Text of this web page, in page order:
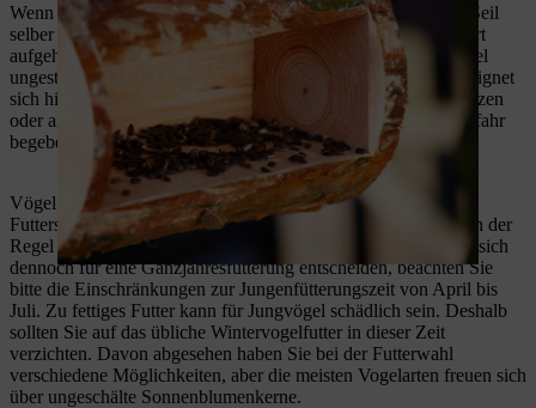
Wenn Sie die neue Futterquelle mit einem wetterbeständigen Seil
selber bauen, kann die neue Futterstation für Vögel überall dort
aufgehängt werden, wo Sie sie einfach erreichen und die Vögel
ungestört Futter finden. Ein stabiler und hoch hängender Ast eignet
sich hierfür gut. Eine Vogelfutterstation soll außerdem vor Katzen
oder anderen Tieren sicher sein, da die Vögel sich sonst in Gefahr
begeben.
Vögel benötigen besonders im Winter Unterstützung bei ihrer
Futtersuche. In den warmen Monaten sind die meisten Arten in der
Regel nicht auf eine Vogelfutterstation angewiesen. Wenn Sie sich
dennoch für eine Ganzjahresfütterung entscheiden, beachten Sie
bitte die Einschränkungen zur Jungenfütterungszeit von April bis
Juli. Zu fettiges Futter kann für Jungvögel schädlich sein. Deshalb
sollten Sie auf das übliche Wintervogelfutter in dieser Zeit
verzichten. Davon abgesehen haben Sie bei der Futterwahl
verschiedene Möglichkeiten, aber die meisten Vogelarten freuen sich
über ungeschälte Sonnenblumenkerne.